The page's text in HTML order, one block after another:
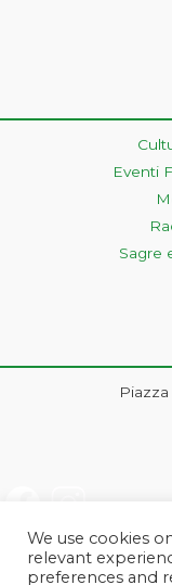
Eventi
Sagre
We use cookies
relevant
preferences and